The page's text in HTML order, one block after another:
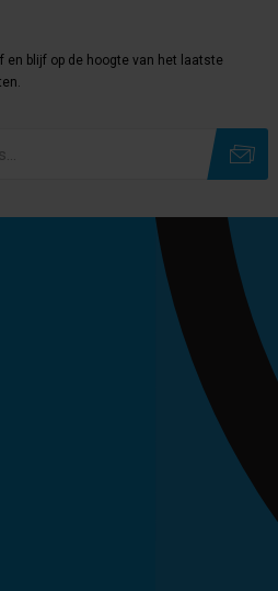
en blijf op de hoogte van het laatste